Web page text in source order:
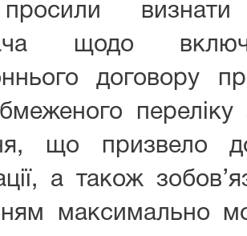
визнати
щодо
договору
переліку
що призвело
а також
максимально